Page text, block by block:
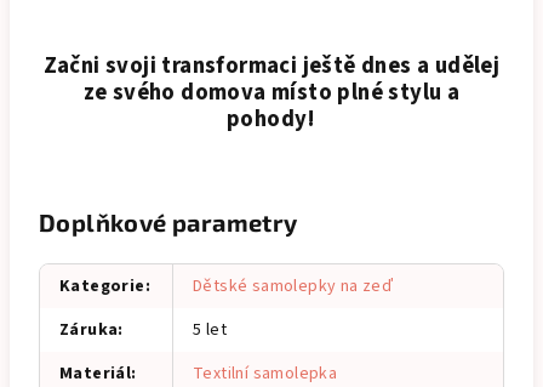
Začni svoji transformaci ještě dnes a udělej
ze svého domova místo plné stylu a
pohody!
Doplňkové parametry
Kategorie:
Dětské samolepky na zeď
Záruka:
5 let
Materiál:
Textilní samolepka